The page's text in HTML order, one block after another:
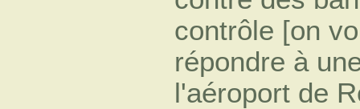
contrôle [on
répondre à
l'aéroport de